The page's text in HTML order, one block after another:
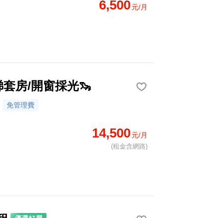
6,500元/月
房/開窗採光🦦
免管理費
14,500元/月
(租金含網路)